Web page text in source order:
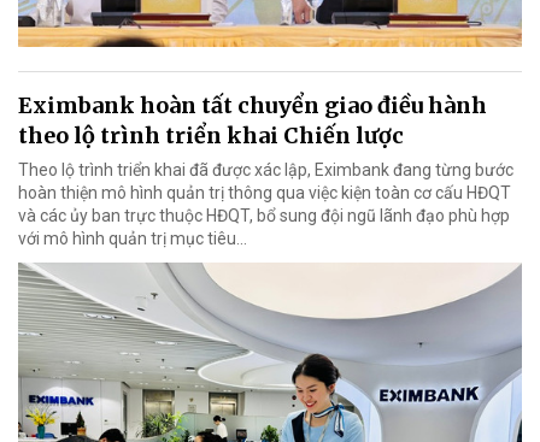
Eximbank hoàn tất chuyển giao điều hành
theo lộ trình triển khai Chiến lược
Theo lộ trình triển khai đã được xác lập, Eximbank đang từng bước
hoàn thiện mô hình quản trị thông qua việc kiện toàn cơ cấu HĐQT
và các ủy ban trực thuộc HĐQT, bổ sung đội ngũ lãnh đạo phù hợp
với mô hình quản trị mục tiêu...